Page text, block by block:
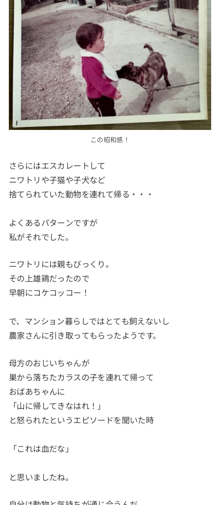
この昭和感！
さらにはエスカレートして
ニワトリや子猫や子犬など
捨てられていた動物を連れて帰る・・・
よくあるパターンですが
私がそれでした。
ニワトリには親もびっくり。
その上雄鶏だったので
早朝にコケコッコー！
で、マンション暮らしではとても飼えないし
農家さんに引き取ってもらったようです。
母方のおじいちゃんが
巣から落ちたカラスの子を連れて帰って
おばあちゃんに
「山に帰してきなはれ！」
と怒られたというエピソードを聞いた時
「これは血だな」
と思いましたね。